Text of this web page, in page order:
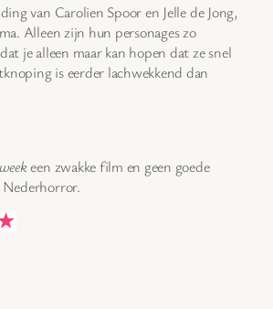
van Carolien Spoor en Jelle de Jong,
Alleen zijn hun personages zo
je alleen maar kan hopen dat ze snel
is eerder lachwekkend dan
een zwakke film en geen goede